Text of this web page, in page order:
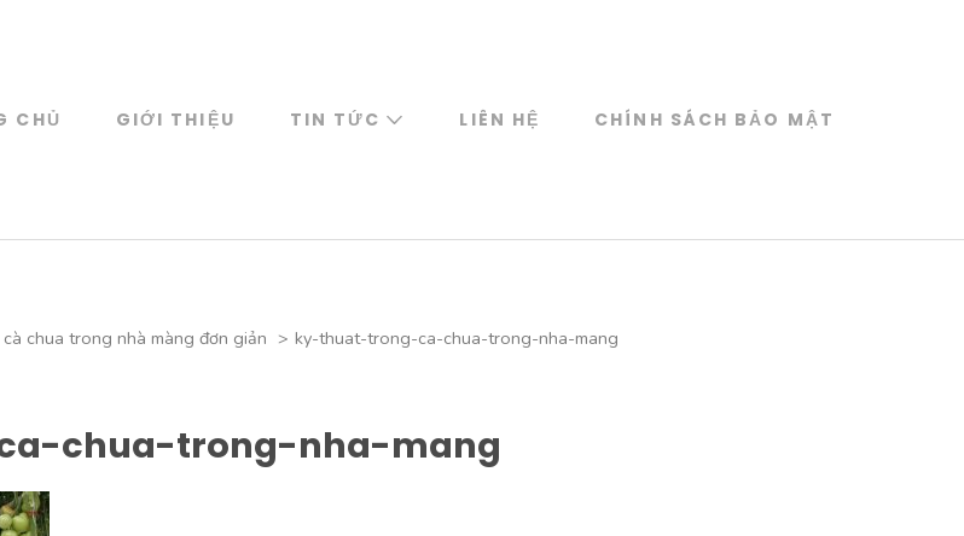
CHỦ GIỚI THIỆU TIN TỨC LIÊN HỆ CHÍNH SÁCH BẢO MẬT
chua trong nhà màng đơn giản > ky-thuat-trong-ca-chua-trong-nha-mang
chua-trong-nha-mang